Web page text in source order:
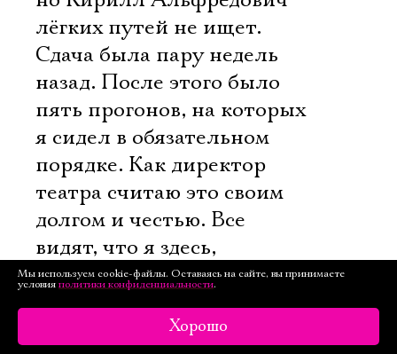
лёгких путей не ищет.
Сдача была пару недель
назад. После этого было
пять прогонов, на которых
я сидел в обязательном
порядке. Как директор
театра считаю это своим
долгом и честью. Все
видят, что я здесь,
участвую в процессе,
спектакль не брошен, что
руководство вместе
Мы используем cookie-файлы. Оставаясь на сайте, вы принимаете
условия политики конфиденциальности.
Хорошо